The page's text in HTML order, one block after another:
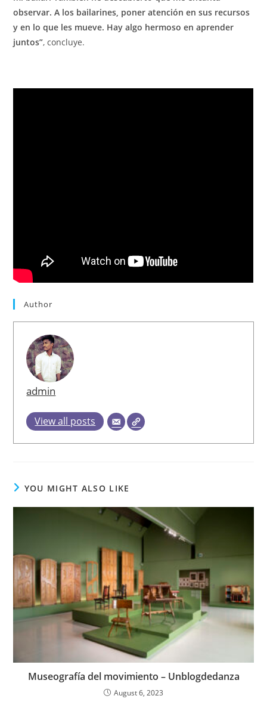
observar. A los bailarines, poner atención en sus recursos
y en lo que les mueve. Hay algo hermoso en aprender
juntos”, concluye.
Author
admin
View all posts
YOU MIGHT ALSO LIKE
Museografía del movimiento – Unblogdedanza
August 6, 2023